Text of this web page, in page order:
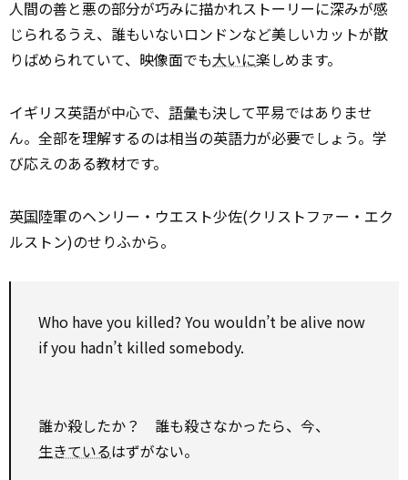
人間の善と悪の部分が巧みに描かれストーリーに深みが感
じられるうえ、誰もいないロンドンなど美しいカットが散
りばめられていて、映像面でも大いに楽しめます。
イギリス英語が中心で、 語彙も決して平易ではありませ
ん。全部を理解するのは相当の英語力が必要でしょう。学
び応えのある教材です。
英国陸軍のヘンリー・ウエスト少佐(クリストファー・エク
ルストン)のせりふから。
Who have you killed? You wouldn’t be alive now
if you hadn’t killed somebody.
誰か殺したか？ 誰も殺さなかったら、今、
生きているはずがない。